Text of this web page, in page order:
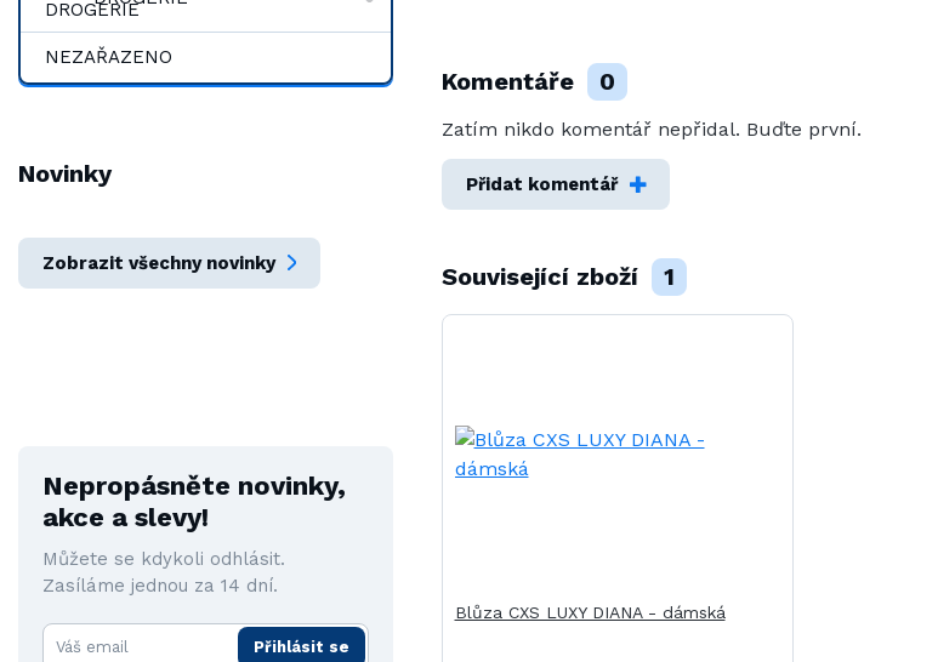
NEZAŘAZENO
Novinky
Zobrazit všechny novinky
Nepropásněte novinky,
akce a slevy!
Můžete se kdykoli odhlásit.
Zasíláme jednou za 14 dní.
Přihlásit se
Komentáře 0
Zatím nikdo komentář nepřidal. Buďte první.
Přidat komentář
Související zboží 1
Blůza CXS LUXY DIANA - dámská